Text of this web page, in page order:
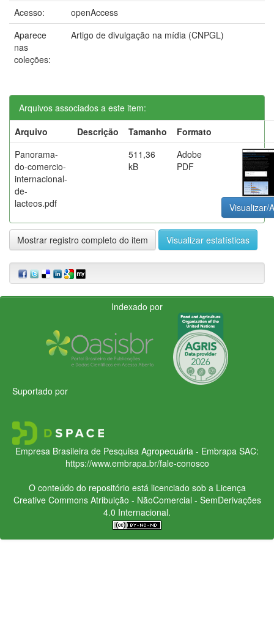
Acesso:
openAccess
Aparece
nas
coleções:
Artigo de divulgação na mídia (CNPGL)
Arquivos associados a este item:
Arquivo
Descrição Tamanho
Formato
Panorama-
do-comercio-
internacional-
de-
lacteos.pdf
511,36
kB
Adobe
PDF
Visualizar/
Mostrar registro completo do item Visualizar estatísticas
Indexado por
Suportado por
Empresa Brasileira de Pesquisa Agropecuária - Embrapa SAC:
https://www.embrapa.br/fale-conosco
O conteúdo do repositório está licenciado sob a Licença
Creative CommonsAtribuição - NãoComercial - SemDerivações
4.0 Internacional.